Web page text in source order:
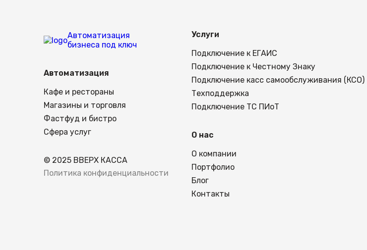
Автоматизация
бизнеса под ключ
Автоматизация
Кафе и рестораны
Магазины и торговля
Фастфуд и бистро
Сфера услуг
© 2025 ВВЕРХ КАССА
Политика конфиденциальности
Услуги
Подключение к ЕГАИС
Подключение к Честному Знаку
Подключение касс самообслуживания (КСО)
Техподдержка
Подключение ТС ПИоТ
О нас
О компании
Портфолио
Блог
Контакты